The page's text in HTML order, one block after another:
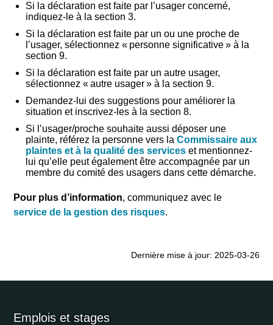
Si la déclaration est faite par l’usager concerné,
indiquez-le à la section 3.
Si la déclaration est faite par un ou une proche de
l’usager, sélectionnez « personne significative » à la
section 9.
Si la déclaration est faite par un autre usager,
sélectionnez « autre usager » à la section 9.
Demandez-lui des suggestions pour améliorer la
situation et inscrivez-les à la section 8.
Si l’usager/proche souhaite aussi déposer une
plainte, référez la personne vers laCommissaire aux
plaintes et à la qualité des services et mentionnez-
lui qu’elle peut également être accompagnée par un
membre du comité des usagers dans cette démarche.
Pour plus d’information, communiquez avec le
service de la gestion des risques.
Dernière mise à jour: 2025-03-26
Emplois et stages